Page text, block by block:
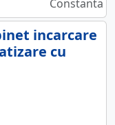
Constanta
incarcare
cu